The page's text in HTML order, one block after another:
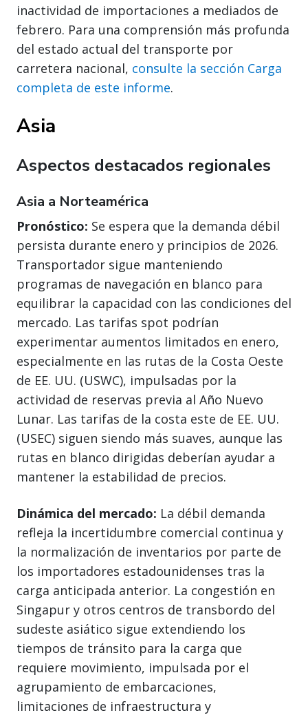
inactividad de importaciones a mediados de
febrero. Para una comprensión más profunda
del estado actual del transporte por
carretera nacional, consulte la sección Carga
completa de este informe.
Asia
Aspectos destacados regionales
Asia a Norteamérica
Pronóstico: Se espera que la demanda débil
persista durante enero y principios de 2026.
Transportador sigue manteniendo
programas de navegación en blanco para
equilibrar la capacidad con las condiciones del
mercado. Las tarifas spot podrían
experimentar aumentos limitados en enero,
especialmente en las rutas de la Costa Oeste
de EE. UU. (USWC), impulsadas por la
actividad de reservas previa al Año Nuevo
Lunar. Las tarifas de la costa este de EE. UU.
(USEC) siguen siendo más suaves, aunque las
rutas en blanco dirigidas deberían ayudar a
mantener la estabilidad de precios.
Dinámica del mercado: La débil demanda
refleja la incertidumbre comercial continua y
la normalización de inventarios por parte de
los importadores estadounidenses tras la
carga anticipada anterior. La congestión en
Singapur y otros centros de transbordo del
sudeste asiático sigue extendiendo los
tiempos de tránsito para la carga que
requiere movimiento, impulsada por el
agrupamiento de embarcaciones,
limitaciones de infraestructura y